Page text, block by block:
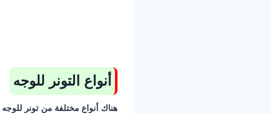
أنواع التونر للوجه
هناك أنواع مختلفة من تونر للوجه